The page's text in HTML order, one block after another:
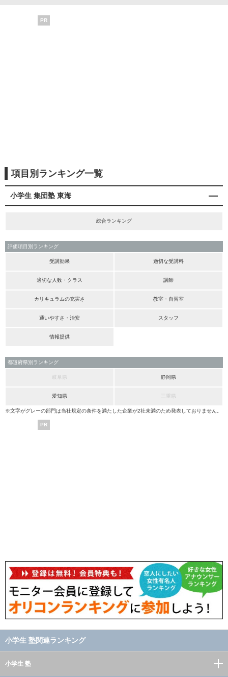
PR
項目別ランキング一覧
小学生 集団塾 東海
総合ランキング
評価項目別ランキング
受講効果 適切な受講料
適切な人数・クラス 講師
カリキュラムの充実さ 教室・自習室
通いやすさ・治安 スタッフ
情報提供
都道府県別ランキング
岐阜県 静岡県
愛知県
※文字がグレーの部門は当社規定の条件を満たした企業が2社未満のため発表しておりません。
PR
小学生 塾関連ランキング
小学生 塾